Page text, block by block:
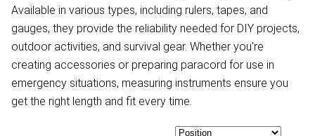
Available in various types, including rulers, tapes, and
gauges, they provide the reliability needed for DIY projects,
outdoor activities, and survival gear. Whether you're
creating accessories or preparing paracord for use in
emergency situations, measuring instruments ensure you
get the right length and fit every time.